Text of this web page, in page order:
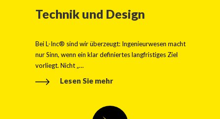
Technik und Design
Bei L-Inc® sind wir überzeugt: Ingenieurwesen macht
nur Sinn, wenn ein klar definiertes langfristiges Ziel
vorliegt. Nicht „…
Lesen Sie mehr